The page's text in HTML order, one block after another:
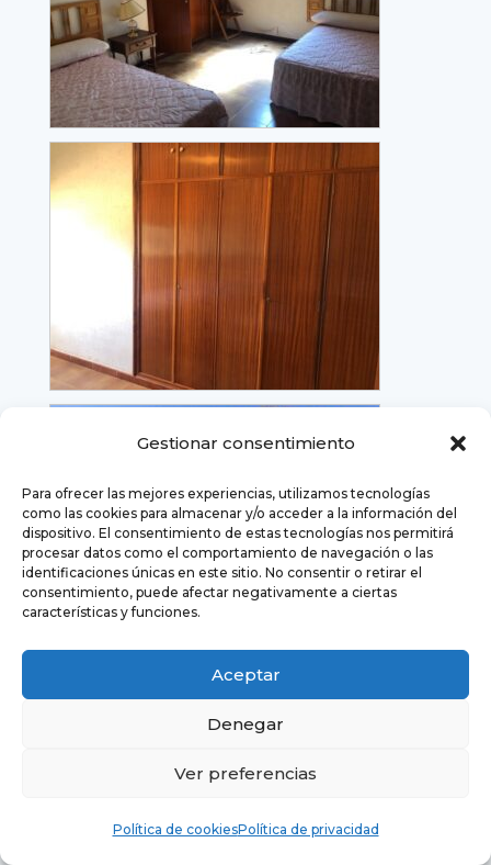
Gestionar consentimiento
Para ofrecer las mejores experiencias, utilizamos tecnologías
como las cookies para almacenar y/o acceder a la información del
dispositivo. El consentimiento de estas tecnologías nos permitirá
procesar datos como el comportamiento de navegación o las
identificaciones únicas en este sitio. No consentir o retirar el
consentimiento, puede afectar negativamente a ciertas
características y funciones.
Aceptar
Denegar
Ver preferencias
Política de cookiesPolítica de privacidad